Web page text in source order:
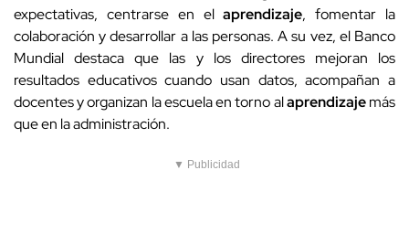
expectativas, centrarse en elaprendizaje, fomentar la
colaboración y desarrollar a las personas. A su vez, el Banco
Mundial destaca que las y los directores mejoran los
resultados educativos cuando usan datos, acompañan a
docentes y organizan la escuela en torno alaprendizajemás
que en la administración.
▼ Publicidad